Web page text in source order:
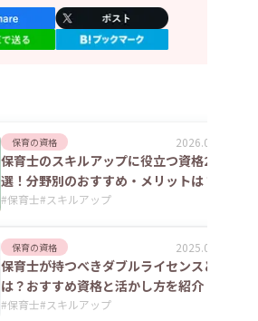
保育の資格 2026.08.07
保育士のスキルアップに役立つ資格23
選！分野別のおすすめ・メリットは？
#保育士#スキルアップ
保育の資格 2025.06.02
保育士が持つべきダブルライセンスと
は？おすすめ資格と活かし方を紹介！
#保育士#スキルアップ